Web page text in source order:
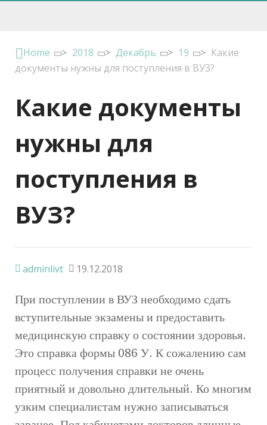
Home > 2018 > Декабрь > 19 > Какие
документы нужны для поступления в ВУЗ?
Какие документы
нужны для
поступления в
ВУЗ?
adminlivt 19.12.2018
При поступлении в ВУЗ необходимо сдать
вступительные экзамены и предоставить
медицинскую справку о состоянии здоровья.
Это справка формы 086 У. К сожалению сам
процесс получения справки не очень
приятный и довольно длительный. Ко многим
узким специалистам нужно записываться